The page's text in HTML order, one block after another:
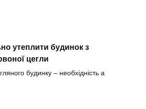
утеплити будинок з
цегли
будинку – необхідність а